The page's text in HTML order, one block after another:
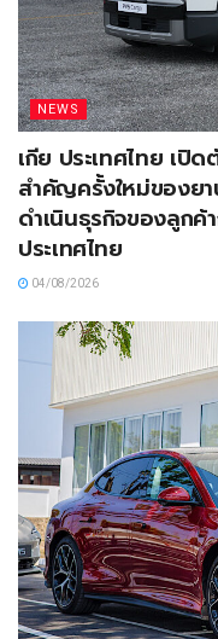
NEWS
เกีย ประเทศไทย เปิ
สำคัญครั้งใหม่ของย
ดำเนินธุรกิจของลูก
ประเทศไทย
04/08/2026